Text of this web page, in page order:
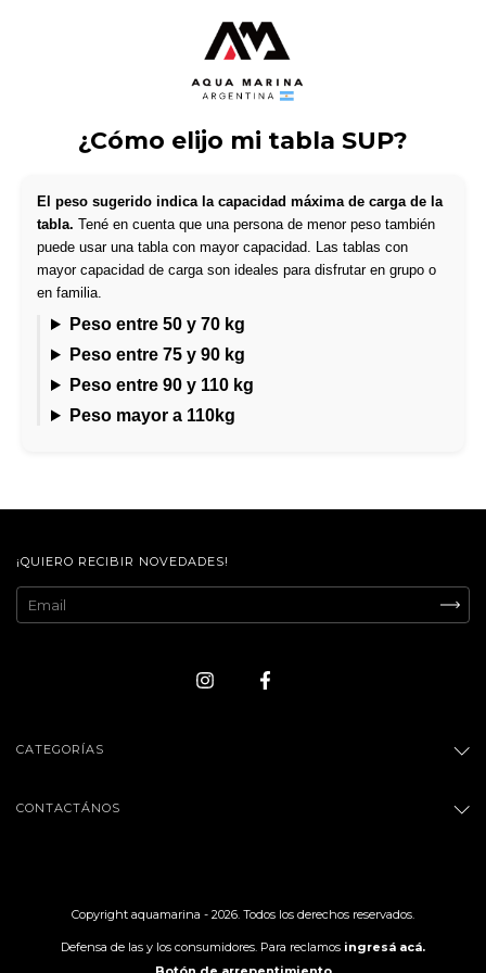
¿Cómo elijo mi tabla SUP?
El peso sugerido indica la capacidad máxima de carga de la
tabla. Tené en cuenta que una persona de menor peso también
puede usar una tabla con mayor capacidad. Las tablas con
mayor capacidad de carga son ideales para disfrutar en grupo o
en familia.
Peso entre 50 y 70 kg
Peso entre 75 y 90 kg
Peso entre 90 y 110 kg
Peso mayor a 110kg
¡QUIERO RECIBIR NOVEDADES!
CATEGORÍAS
CONTACTÁNOS
Copyright aquamarina - 2026. Todos los derechos reservados.
Defensa de las y los consumidores. Para reclamos ingresá acá.